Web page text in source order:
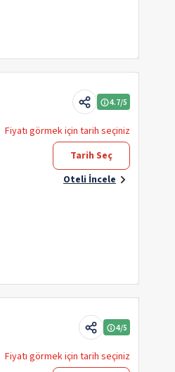
4.7/5
Fiyatı görmek için tarih seçiniz
Tarih Seç
Oteli İncele
4/5
Fiyatı görmek için tarih seçiniz